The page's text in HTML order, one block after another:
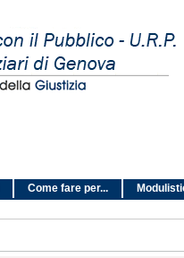
Come fare per...